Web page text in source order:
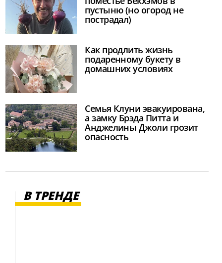
пустыню (но огород не
пострадал)
Как продлить жизнь
подаренному букету в
домашних условиях
Семья Клуни эвакуирована,
а замку Брэда Питта и
Анджелины Джоли грозит
опасность
В ТРЕНДЕ